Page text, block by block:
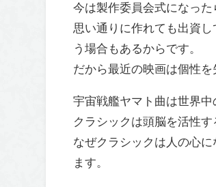
今は製作委員会式になっ
思い通りに作れても出資
う場合もあるからです。
だから最近の映画は個性を
宇宙戦艦ヤマト曲は世界中
クラシックは頭脳を活性
なぜクラシックは人の心
ます。